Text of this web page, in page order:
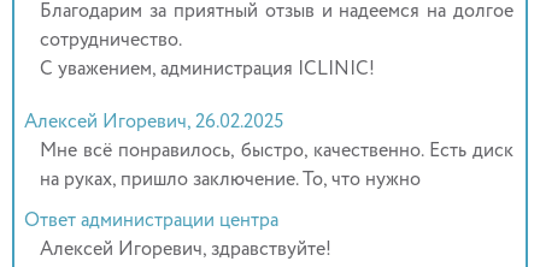
Благодарим за приятный отзыв и надеемся на долгое
сотрудничество.
С уважением, администрация ICLINIC!
Алексей Игоревич, 26.02.2025
Мне всё понравилось, быстро, качественно. Есть диск
на руках, пришло заключение. То, что нужно
Ответ администрации центра
Алексей Игоревич, здравствуйте!